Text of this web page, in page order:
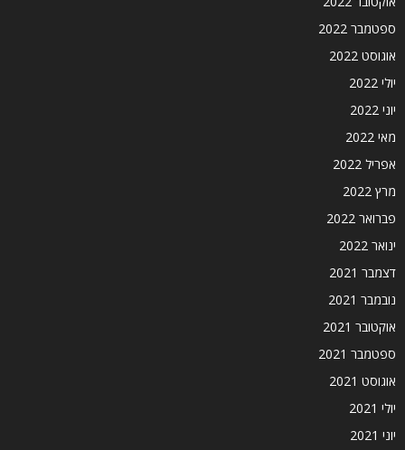
ספטמבר 2022
אוגוסט 2022
יולי 2022
יוני 2022
מאי 2022
אפריל 2022
מרץ 2022
פברואר 2022
ינואר 2022
דצמבר 2021
נובמבר 2021
אוקטובר 2021
ספטמבר 2021
אוגוסט 2021
יולי 2021
יוני 2021